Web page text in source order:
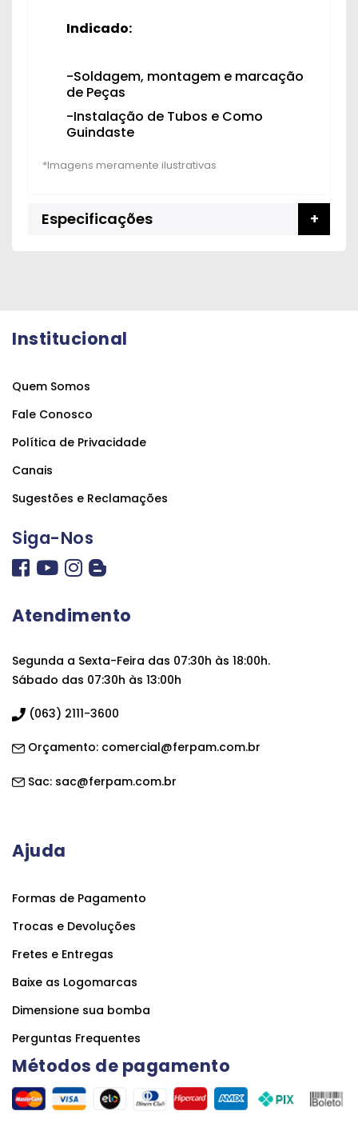
Indicado:
-Soldagem, montagem e marcação
de Peças
-Instalação de Tubos e Como
Guindaste
Especificações
Institucional
Quem Somos
Fale Conosco
Política de Privacidade
Canais
Sugestões e Reclamações
Siga-Nos
Atendimento
Segunda a Sexta-Feira das 07:30h às 18:00h.
Sábado das 07:30h às 13:00h
(063) 2111-3600
Orçamento: comercial@ferpam.com.br
Sac: sac@ferpam.com.br
Ajuda
Formas de Pagamento
Trocas e Devoluções
Fretes e Entregas
Baixe as Logomarcas
Dimensione sua bomba
Perguntas Frequentes
Métodos de pagamento